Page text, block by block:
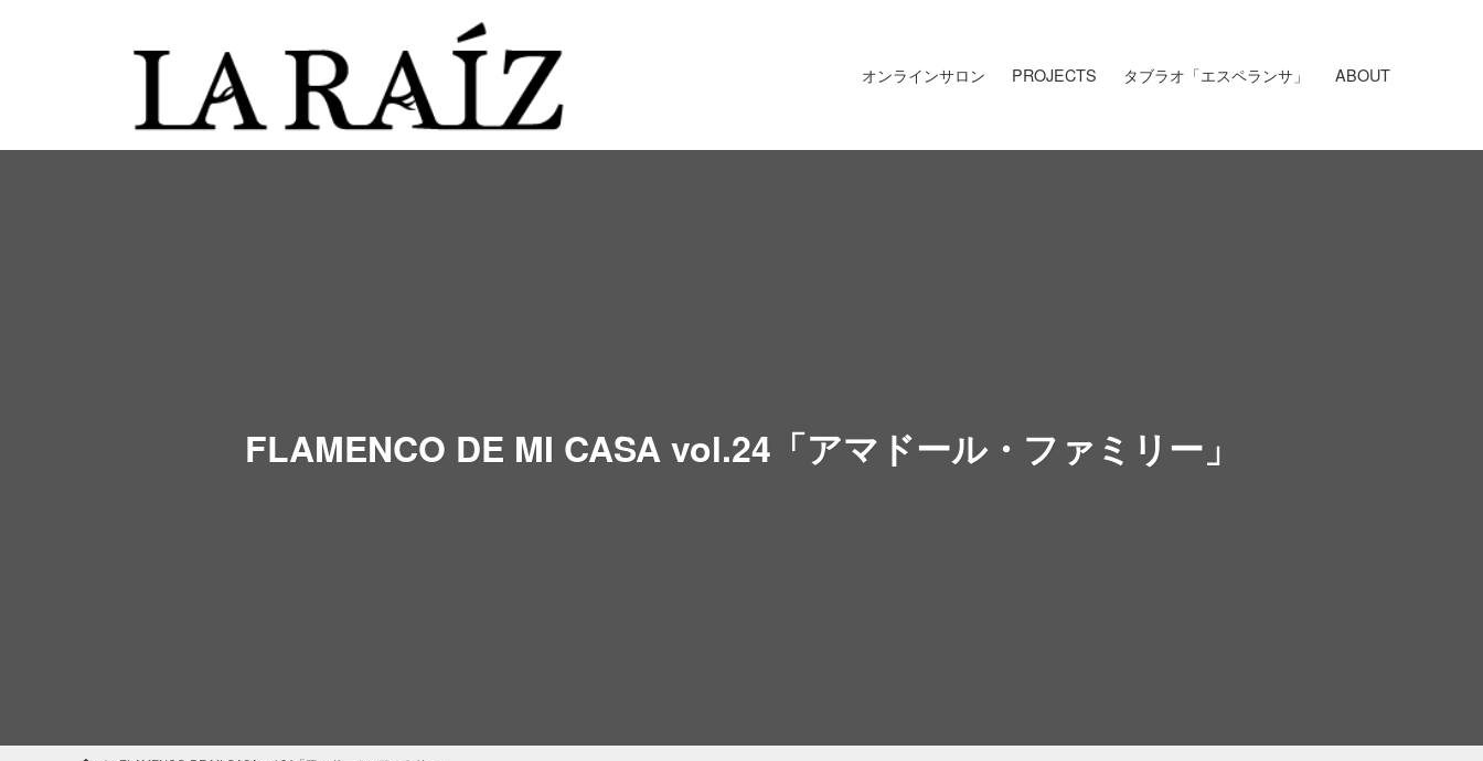
オンラインサロン PROJECTS タブラオ「エスペランサ」 ABOUT
FLAMENCO DE MI CASA vol.24「アマドール・ファミリー」